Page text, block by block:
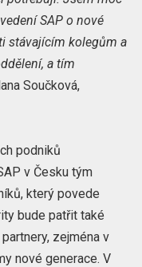
SAP o nové
stávajícím kolegům a
a tím
Součková,
podniků
v Česku tým
který povede
bude patřit také
zejména v
nové generace. V